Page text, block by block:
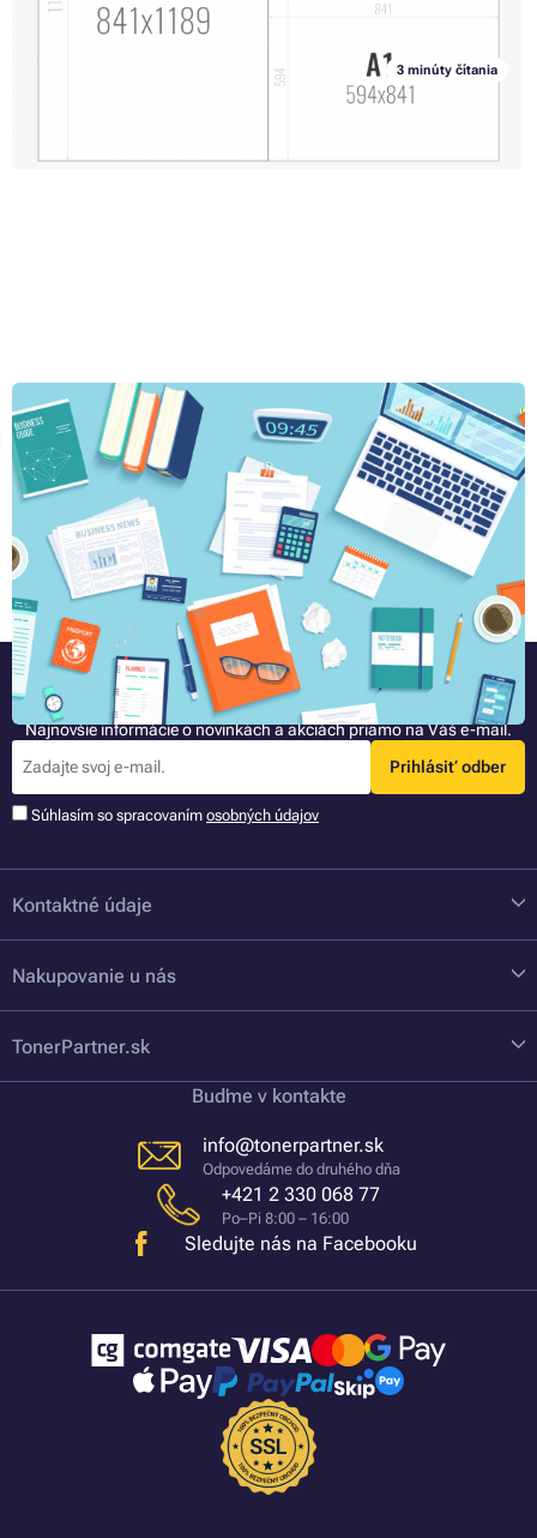
veľkoformátovou tlačou hravo poradia. Takisto sa dozviete aj veľkosti
papiera a vďaka tomu tak už budete mať formáty papierov v malíčku.
3 minúty čítania
Gramáž papiera: ako vybrať hrúbku papiera pre vizitky a
ďalšie materiály
Ak zadávate tlač vizitiek či letákov, budú po vás v tlačiari oi. chcieť
informácie o gramáži papiera, na ktorý budú tlačiť. V tomto článku
vám prezradíme, čo presne gramáž je, v čom sa papiere rôznej hrúbky
líšia a pre aké typy materiálov sú vhodné.
Celý článok »
Buďte pri tom ako prvý
Najnovšie informácie o novinkách a akciách priamo na Váš e-mail.
Prihlásiť odber
Súhlasím so spracovaním osobných údajov
Kontaktné údaje
Nakupovanie u nás
TonerPartner.sk
Buďme v kontakte
info@tonerpartner.sk
Odpovedáme do druhého dňa
+421 2 330 068 77
Po–Pi 8:00 – 16:00
Sledujte nás na Facebooku